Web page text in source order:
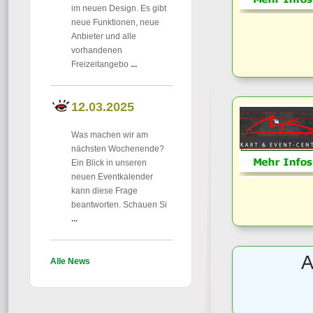
im neuen Design. Es gibt
neue Funktionen, neue
Anbieter und alle
vorhandenen
Freizeitangebo ...
12.03.2025
Was machen wir am
nächsten Wochenende?
Ein Blick in unseren
neuen Eventkalender
kann diese Frage
beantworten. Schauen Si
...
Alle News